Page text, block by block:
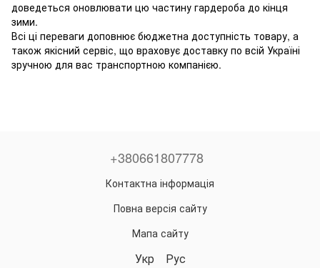
доведеться оновлювати цю частину гардероба до кінця
зими.
Всі ці переваги доповнює бюджетна доступність товару, а
також якісний сервіс, що враховує доставку по всій Україні
зручною для вас транспортною компанією.
+380661807778
Контактна інформація
Повна версія сайту
Мапа сайту
Укр Рус